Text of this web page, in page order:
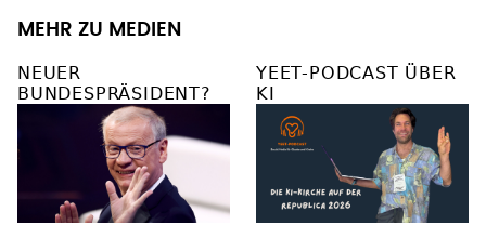
MEHR ZU MEDIEN
NEUER
BUNDESPRÄSIDENT?
YEET-PODCAST ÜBER
KI